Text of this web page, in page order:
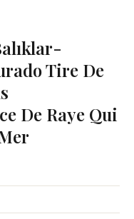
Tire De
De Raye Qui